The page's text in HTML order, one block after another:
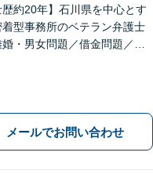
歴約20年】石川県を中心とす
着型事務所のベテラン弁護士
・男女問題／借金問題／刑
メールでお問い合わせ